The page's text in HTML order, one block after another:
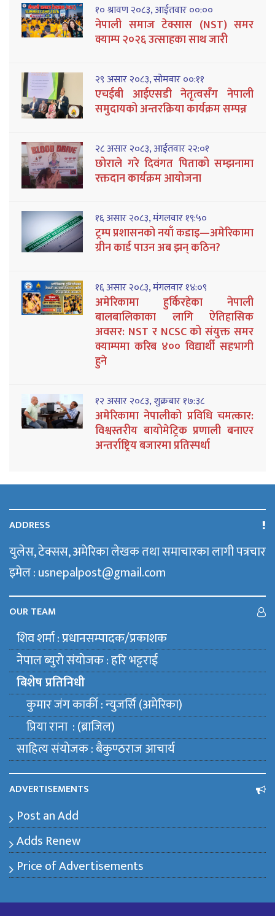
१० श्रावण २०८३, आईतवार ००:००
नेपाली समाज टेक्सास (NST) समर
क्याम्प २०२६ उत्साहका साथ जारी
२९ असार २०८३, सोमबार ००:११
एचईबी आईएसडी नेतृत्वसँग नेपाली
समुदायको अन्तरक्रिया कार्यक्रम सम्पन्न
२८ असार २०८३, आईतवार २२:०१
छोराले गरे दिवंगत पिताको सम्झनामा
रक्तदान कार्यक्रम आयोजना
१६ असार २०८३, मंगलवार १९:५०
ट्रम्प प्रशासनको नयाँ कडाइ—अमेरिकामा
ग्रीन कार्ड पाउन अब झन् कठिन?
१६ असार २०८३, मंगलवार १४:०९
अमेरिकामा हुर्किरहेका नेपाली
बालबालिकाका लागि ऐतिहासिक
अवसर: NST र NCSC को संयुक्त समर
क्याम्पमा करिब ४०० विद्यार्थी सहभागी
हुने
१२ असार २०८३, शुक्रबार १७:३८
अमेरिकामा नेपालीको प्रविधि चमत्कार:
विश्वस्तरीय बायोमेट्रिक प्रणाली बनाएर
अन्तर्राष्ट्रिय बजारमा प्रतिस्पर्धा
ADDRESS
युलेस, टेक्सस, अमेरिका लेखक तथा समाचारका लागी पत्रचार
इमेल : usnepalpost@gmail.com
OUR TEAM
शिव शर्मा : प्रधानसम्पादक/प्रकाशक
नेपाल ब्युराे संयाेजक : हरि भट्टराई
बिशेष प्रतिनिधी
कुमार जंग कार्की : न्युजर्सि (अमेरिका)
प्रिया राना : (ब्राजिल)
साहित्य संयाेजक : बैकुण्ठराज आचार्य
ADVERTISEMENTS
Post an Add
Adds Renew
Price of Advertisements